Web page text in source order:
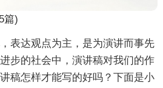
篇)
表达观点为主，是为演讲而事先
步的社会中，演讲稿对我们的作
稿怎样才能写的好吗？下面是小